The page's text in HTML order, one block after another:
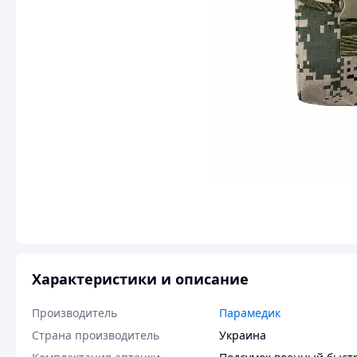
Характеристики и описание
Производитель
Парамедик
Страна производитель
Украина